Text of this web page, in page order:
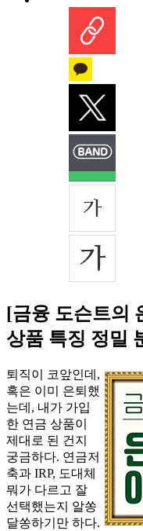
[금융 도슨트의
상품 특징 정밀
퇴직이 코앞인데,
혹은 이미 은퇴했
는데, 내가 가입
한 연금 상품이
제대로 된 건지
궁금하다. 연금저
축과 IRP, 도대체
뭐가 다르고 잘
선택했는지 알쏭
달쏭하기만 하다.